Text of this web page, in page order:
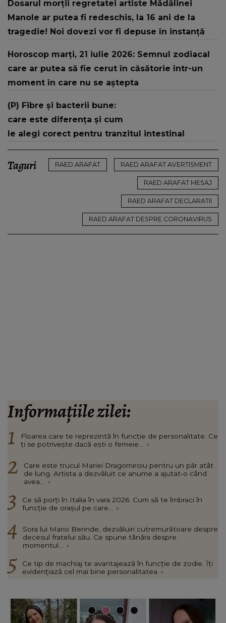
Dosarul morții regretatei artiste Mădălinei
Manole ar putea fi redeschis, la 16 ani de la
tragedie! Noi dovezi vor fi depuse în instanță
Horoscop marți, 21 iulie 2026: Semnul zodiacal
care ar putea să fie cerut în căsătorie într-un
moment în care nu se aștepta
(P) Fibre și bacterii bune:
care este diferența și cum
le alegi corect pentru tranzitul intestinal
Taguri RAED ARAFAT RAED ARAFAT AVERTISMENT
RAED ARAFAT MESAJ
RAED ARAFAT DECLARATII
RAED ARAFAT DESPRE CORONAVIRUS
Informațiile zilei:
Floarea care te reprezintă în funcție de personalitate. Ce
ți se potrivește dacă ești o femeie...
»
Care este trucul Mariei Dragomiroiu pentru un păr atât
de lung. Artista a dezvăluit ce anume a ajutat-o când
avea...
»
Ce să porți în Italia în vara 2026. Cum să te îmbraci în
funcție de orașul pe care...
»
Sora lui Mario Berinde, dezvăluiri cutremurătoare despre
decesul fratelui său. Ce spune tânăra despre
momentul...
»
Ce tip de machiaj te avantajează în funcție de zodie. Îți
evidențiază cel mai bine personalitatea »